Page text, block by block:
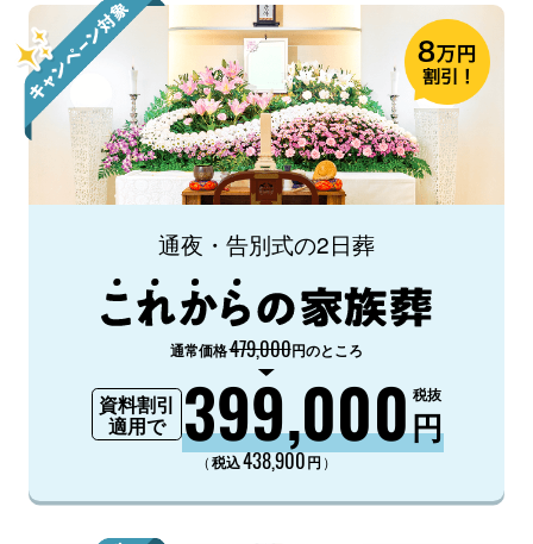
通夜・告別式の2日葬
通常価格479,000円のところ
資料割引
適用で
399,000円
税抜
（税込438,900円 ）